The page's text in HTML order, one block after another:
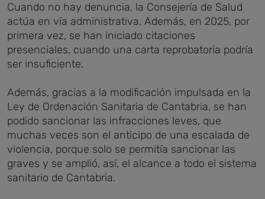
Cuando no hay denuncia, la Consejería de Salud
actúa en vía administrativa. Además, en 2025, por
primera vez, se han iniciado citaciones
presenciales, cuando una carta reprobatoria podría
ser insuficiente.
Además, gracias a la modificación impulsada en la
Ley de Ordenación Sanitaria de Cantabria, se han
podido sancionar las infracciones leves, que
muchas veces son el anticipo de una escalada de
violencia, porque solo se permitía sancionar las
graves y se amplió, así, el alcance a todo el sistema
sanitario de Cantabria.